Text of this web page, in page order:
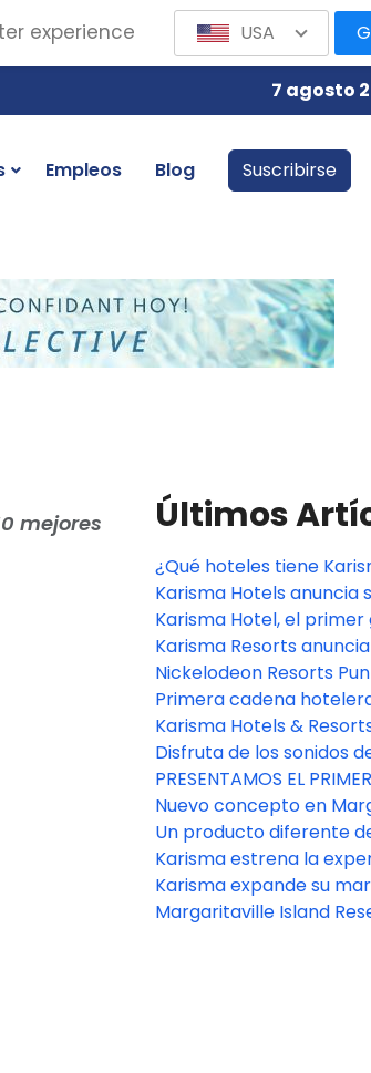
7 agosto
Empleos Blog Suscribirse
mejores
Últimos
¿Qué hoteles tiene
Resorts ahora?
Karisma Hotels anuncia
planes de expansión
Karisma Hotel, el primer
hotelero que tiene
Concierge
Karisma Resorts
de desarrollo para el
Margaritaville Island
Resort en Roatán,
Nickelodeon Resorts
uno de los 17 mejores
caribeños
Primera cadena
mundo en disponer de
para clientes autistas
Karisma Hotels &
aparece en las listas de
mejores hoteles todo
Disfruta de los sonidos
en los destinos turísticos
incluido de Margaritaville
PRESENTAMOS EL PRIMER
MARGARITAVILLE BEACH
AMBERGRIS CAYE, BELICE
Nuevo concepto en
Island Reserve Cap
Un producto diferente
Resorts
Karisma estrena la
Nama-Stay.
Karisma expande su
Beach
Margaritaville Island
experience USA